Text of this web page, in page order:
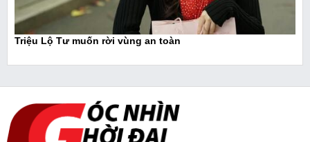
Triệu Lộ Tư muốn rời vùng an toàn